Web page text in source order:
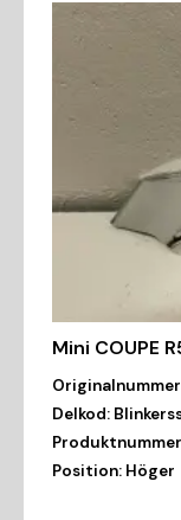
Mini COUPE
Delkod:
Position: Höger